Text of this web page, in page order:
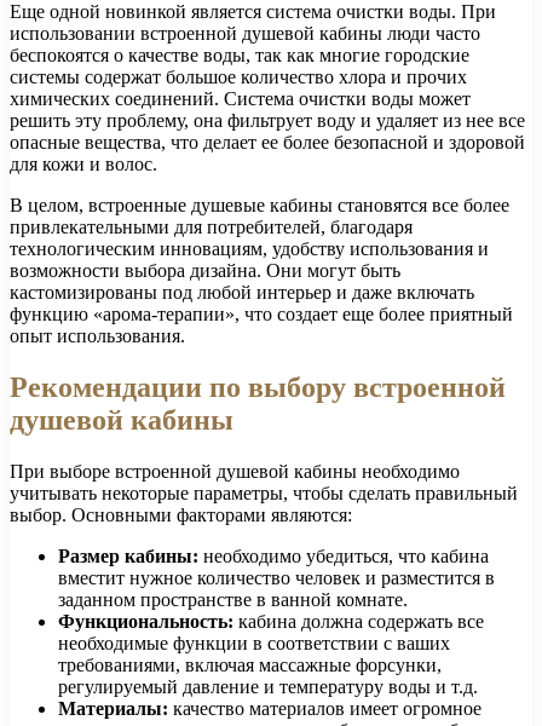
Еще одной новинкой является система очистки воды. При
использовании встроенной душевой кабины люди часто
беспокоятся о качестве воды, так как многие городские
системы содержат большое количество хлора и прочих
химических соединений. Система очистки воды может
решить эту проблему, она фильтрует воду и удаляет из нее все
опасные вещества, что делает ее более безопасной и здоровой
для кожи и волос.
В целом, встроенные душевые кабины становятся все более
привлекательными для потребителей, благодаря
технологическим инновациям, удобству использования и
возможности выбора дизайна. Они могут быть
кастомизированы под любой интерьер и даже включать
функцию «арома-терапии», что создает еще более приятный
опыт использования.
Рекомендации по выбору встроенной
душевой кабины
При выборе встроенной душевой кабины необходимо
учитывать некоторые параметры, чтобы сделать правильный
выбор. Основными факторами являются:
Размер кабины: необходимо убедиться, что кабина
вместит нужное количество человек и разместится в
заданном пространстве в ванной комнате.
Функциональность: кабина должна содержать все
необходимые функции в соответствии с ваших
требованиями, включая массажные форсунки,
регулируемый давление и температуру воды и т.д.
Материалы: качество материалов имеет огромное